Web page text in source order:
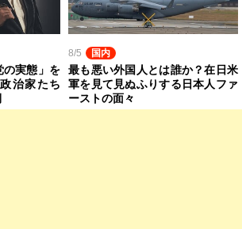
の実態」を
治家たち
8/5 国内
最も悪い外国人とは誰か？在日米
軍を見て見ぬふりする日本人ファ
ーストの面々